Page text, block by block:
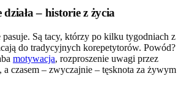
– historie z życia
Są tacy, którzy po kilku tygodniach z
do tradycyjnych korepetytorów. Powód?
motywacja, rozproszenie uwagi przez
czasem – zwyczajnie – tęsknota za żywym